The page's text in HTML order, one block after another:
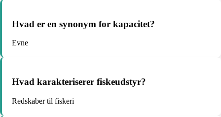
Hvad er en synonym for kapacitet?
Evne
Hvad karakteriserer fiskeudstyr?
Redskaber til fiskeri